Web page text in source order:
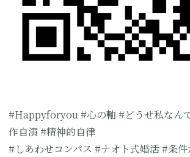
#Happyforyou #心の軸 #どうせ私なん
作自演 #精神的自律
#しあわせコンパス #ナオト式婚活 #条件